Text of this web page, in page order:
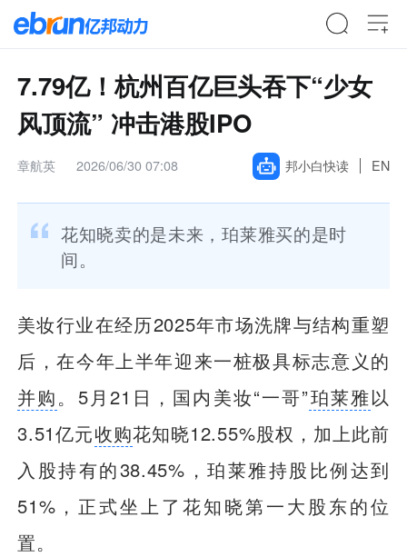
7.79亿！杭州百亿巨头吞下“少女
风顶流” 冲击港股IPO
章航英 2026/06/30 07:08 邦小白快读 EN
花知晓卖的是未来，珀莱雅买的是时
间。
美妆行业在经历2025年市场洗牌与结构重塑
后，在今年上半年迎来一桩极具标志意义的
并购。5月21日，国内美妆“一哥”珀莱雅以
3.51亿元收购花知晓12.55%股权，加上此前
入股持有的38.45%，珀莱雅持股比例达到
51%，正式坐上了花知晓第一大股东的位
置。